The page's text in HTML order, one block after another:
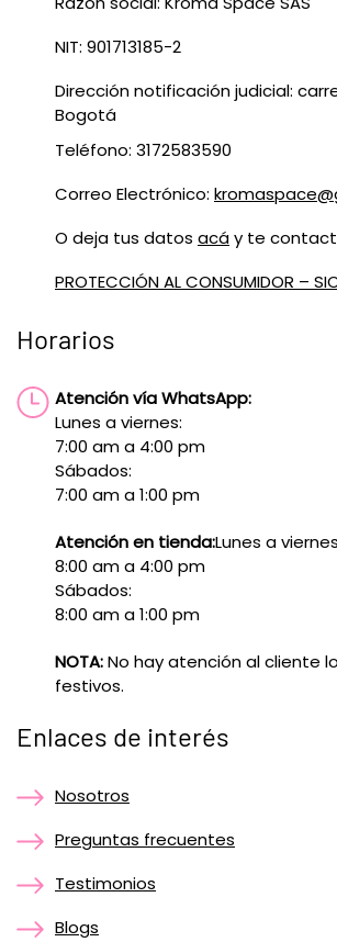
NIT: 901713185-2
Dirección notificación judicial:
Bogotá
Teléfono: 3172583590
Correo Electrónico:
O deja tus datos acáy te
PROTECCIÓN AL CONSUMIDOR –
Horarios
Atención vía WhatsApp:
Lunes a viernes:
7:00 am a 4:00 pm
Sábados:
7:00 am a 1:00 pm
Atención en tienda:Lunes a
8:00 am a 4:00 pm
Sábados:
8:00 am a 1:00 pm
NOTA:No hay atención al cliente
festivos.
Enlaces de interés
Nosotros
Preguntas frecuentes
Testimonios
Blogs